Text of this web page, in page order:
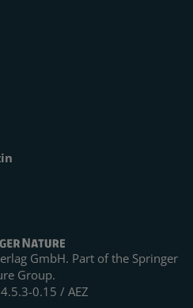
GmbH. Part of the Springer
Group.
0.15 / AEZ